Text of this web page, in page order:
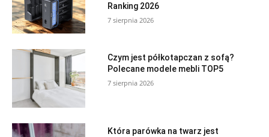
Ranking 2026
7 sierpnia 2026
Czym jest półkotapczan z sofą?
Polecane modele mebli TOP5
7 sierpnia 2026
Która parówka na twarz jest